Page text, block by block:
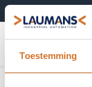
Toestemming